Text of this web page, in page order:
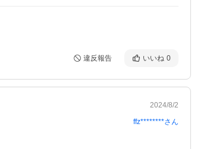
違反報告 いいね 0
2024/8/2
ffz********さん